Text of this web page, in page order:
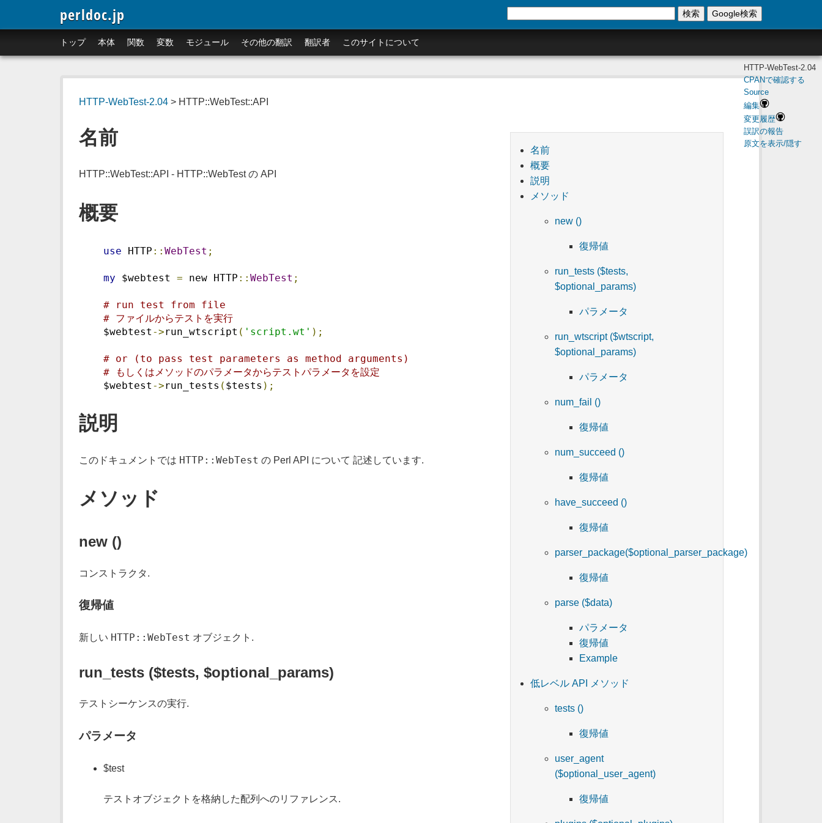
perldoc.jp
トップ 本体 関数 変数 モジュール その他の翻訳 翻訳者 このサイトについて
検索 Google検索
HTTP-WebTest-2.04> HTTP::WebTest::API
HTTP-WebTest-2.04
CPANで確認する
Source
編集
変更履歴
誤訳の報告
原文を表示/隠す
名前
概要
説明
メソッド
new ()
復帰値
run_tests ($tests,
$optional_params)
パラメータ
run_wtscript ($wtscript,
$optional_params)
パラメータ
num_fail ()
復帰値
num_succeed ()
復帰値
have_succeed ()
復帰値
parser_package($optional_parser_package)
復帰値
parse ($data)
パラメータ
復帰値
Example
低レベル API メソッド
tests ()
復帰値
user_agent
($optional_user_agent)
復帰値
名前
HTTP::WebTest::API - HTTP::WebTest の API
概要
use HTTP :: WebTest ;
my $webtest = new HTTP :: WebTest ;
# run test from file
# ファイルからテストを実行
$webtest ->run_wtscript ( 'script.wt' );
# or (to pass test parameters as method arguments)
# もしくはメソッドのパラメータからテストパラメータを設定
$webtest ->run_tests ( $tests );
説明
このドキュメントでは HTTP::WebTest の Perl API について 記述しています.
メソッド
new ()
コンストラクタ.
復帰値
新しい HTTP::WebTest オブジェクト.
run_tests ($tests, $optional_params)
テストシーケンスの実行.
パラメータ
$test
テストオブジェクトを格納した配列へのリファレンス.